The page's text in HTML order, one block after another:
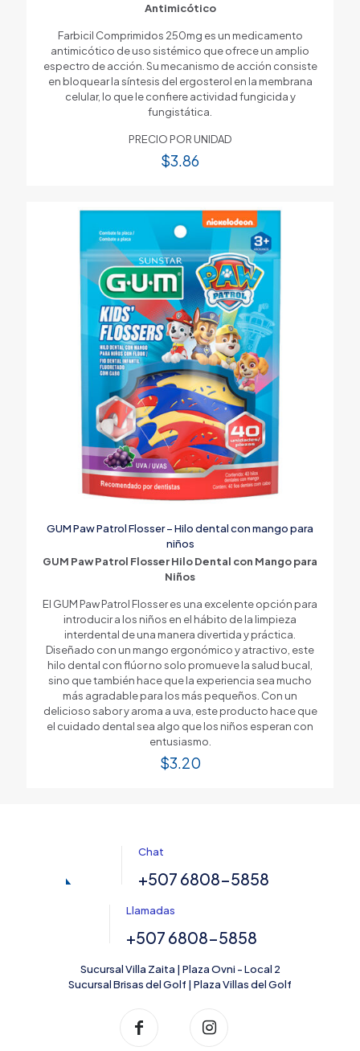
Antimicótico
Farbicil Comprimidos 250mg es un medicamento
antimicótico de uso sistémico que ofrece un amplio
espectro de acción. Su mecanismo de acción consiste
en bloquear la síntesis del ergosterol en la membrana
celular, lo que le confiere actividad fungicida y
fungistática.
PRECIO POR UNIDAD
$3.86
GUM Paw Patrol Flosser – Hilo dental con mango para
niños
GUM Paw Patrol Flosser Hilo Dental con Mango para
Niños
El GUM Paw Patrol Flosser es una excelente opción para
introducir a los niños en el hábito de la limpieza
interdental de una manera divertida y práctica.
Diseñado con un mango ergonómico y atractivo, este
hilo dental con flúor no solo promueve la salud bucal,
sino que también hace que la experiencia sea mucho
más agradable para los más pequeños. Con un
delicioso sabor y aroma a uva, este producto hace que
el cuidado dental sea algo que los niños esperan con
entusiasmo.
$3.20
Chat
+507 6808-5858
Llamadas
+507 6808-5858
Sucursal Villa Zaita | Plaza Ovni - Local 2
Sucursal Brisas del Golf | Plaza Villas del Golf